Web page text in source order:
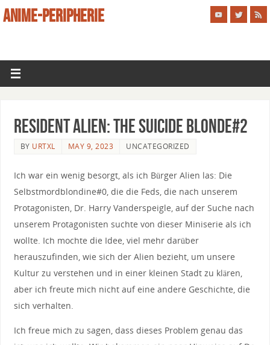
ANIME-PERIPHERIE
Resident Alien: The Suicide Blonde#2
BY URTXL MAY 9, 2023 UNCATEGORIZED
Ich war ein wenig besorgt, als ich Bürger Alien las: Die
Selbstmordblondine#0, die die Feds, die nach unserem
Protagonisten, Dr. Harry Vanderspeigle, auf der Suche nach
unserem Protagonisten suchte von dieser Miniserie als ich
wollte. Ich mochte die Idee, viel mehr darüber
herauszufinden, wie sich der Alien bezieht, um unsere
Kultur zu verstehen und in einer kleinen Stadt zu klären,
aber ich freute mich nicht auf eine andere Geschichte, die
sich verhalten.
Ich freue mich zu sagen, dass dieses Problem genau das